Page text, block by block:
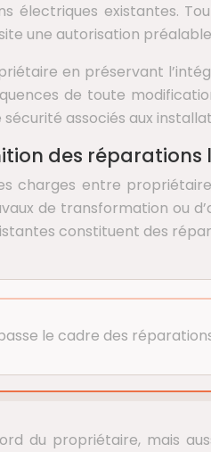
électriques existantes.
une autorisation
en préservant
de toute
associés aux
des
charges entre
de transformation ou
constituent des
le cadre des
du propriétaire, mais